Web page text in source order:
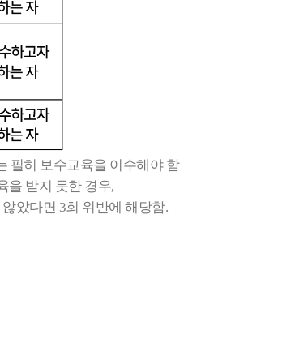
필히 보수교육을 이수해야 함
을 받지 못한 경우,
았다면 3회 위반에 해당함.